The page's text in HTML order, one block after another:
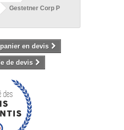
Gestetner Corp P
en devis
de devis